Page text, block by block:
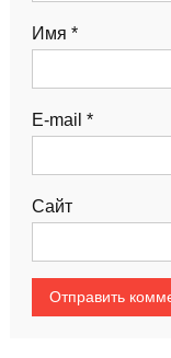
Имя *
E-mail *
Сайт